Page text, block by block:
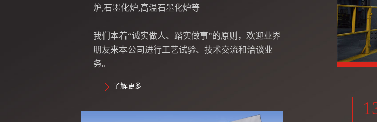
炉,石墨化炉,高温石墨化炉等
我们本着“诚实做人、踏实做事”的原则，欢迎业界
朋友来本公司进行工艺试验、技术交流和洽谈业
务。
了解更多